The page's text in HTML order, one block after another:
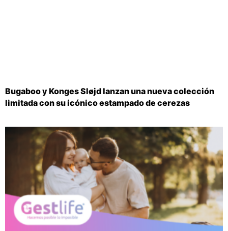
Bugaboo y Konges Sløjd lanzan una nueva colección
limitada con su icónico estampado de cerezas